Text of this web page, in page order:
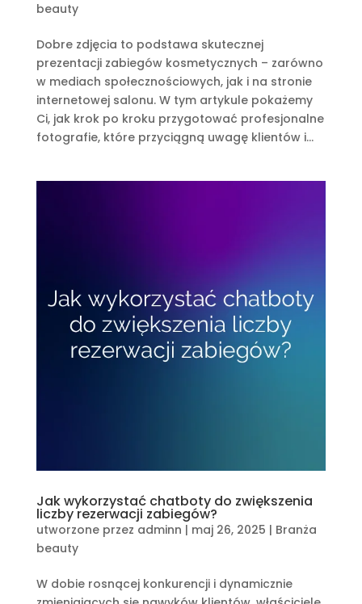
beauty
Dobre zdjęcia to podstawa skutecznej
prezentacji zabiegów kosmetycznych – zarówno
w mediach społecznościowych, jak i na stronie
internetowej salonu. W tym artykule pokażemy
Ci, jak krok po kroku przygotować profesjonalne
fotografie, które przyciągną uwagę klientów i...
Jak wykorzystać chatboty do zwiększenia
liczby rezerwacji zabiegów?
utworzone przez adminn | maj 26, 2025 | Branża
beauty
W dobie rosnącej konkurencji i dynamicznie